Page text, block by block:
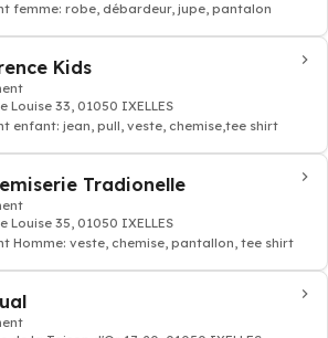
femme: robe, débardeur, jupe, pantalon
Kids
Louise 33, 01050 IXELLES
enfant: jean, pull, veste, chemise,tee shirt
Tradionelle
Louise 35, 01050 IXELLES
Homme: veste, chemise, pantallon, tee shirt